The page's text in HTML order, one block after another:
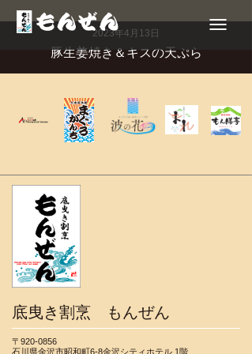
Toggle
navigation
2023年4月13日
豚生姜焼き＆キスの天ぷら
底曳き割烹 もんぜん
〒920-0856
石川県金沢市昭和町6-8金沢シティホテル 1階